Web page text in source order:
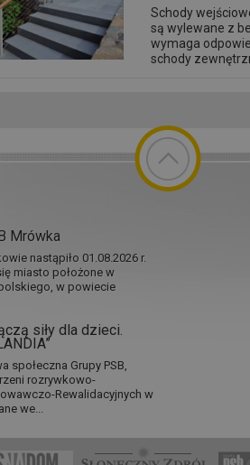
Schody
są wylewane z
wymaga
schody
Mrówka
nastąpiło 01.08.2026 r.
miasto położone w
w powiecie
siły dla dzieci.
społeczna Grupy PSB,
rozrywkowo-
Rewalidacyjnych w
we...